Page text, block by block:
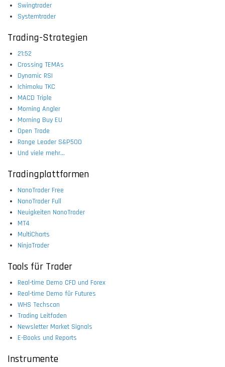
Swingtrader
Systemtrader
Trading-Strategien
21:52
Crossing TEMAs
Dynamic RSI
Ichimoku TKC
MACD Triple
Morning Angler
Morning Buy EU
Open Trade
Range Leader S&P500
Und viele mehr...
Tradingplattformen
NanoTrader Free
NanoTrader Full
Neuigkeiten NanoTrader
MT4
MultiCharts
NinjaTrader
Tools für Trader
Real-time Demo CFD und Forex
Real-time Demo für Futures
WHS Techscan
Trading Leitfaden
Newsletter Market Signals
E-Books und Reports
Instrumente